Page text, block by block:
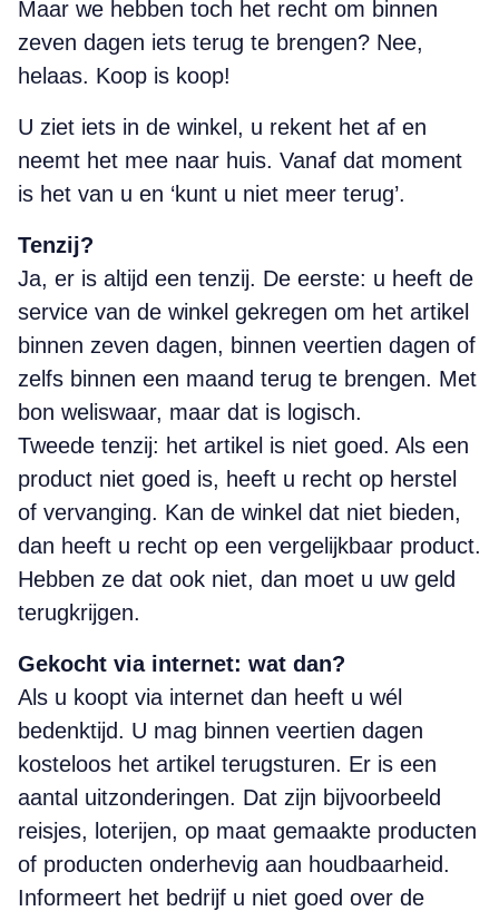
Maar we hebben toch het recht om binnen
zeven dagen iets terug te brengen? Nee,
helaas. Koop is koop!
U ziet iets in de winkel, u rekent het af en
neemt het mee naar huis. Vanaf dat moment
is het van u en ‘kunt u niet meer terug’.
Tenzij?
Ja, er is altijd een tenzij. De eerste: u heeft de
service van de winkel gekregen om het artikel
binnen zeven dagen, binnen veertien dagen of
zelfs binnen een maand terug te brengen. Met
bon weliswaar, maar dat is logisch.
Tweede tenzij: het artikel is niet goed. Als een
product niet goed is, heeft u recht op herstel
of vervanging. Kan de winkel dat niet bieden,
dan heeft u recht op een vergelijkbaar product.
Hebben ze dat ook niet, dan moet u uw geld
terugkrijgen.
Gekocht via internet: wat dan?
Als u koopt via internet dan heeft u wél
bedenktijd. U mag binnen veertien dagen
kosteloos het artikel terugsturen. Er is een
aantal uitzonderingen. Dat zijn bijvoorbeeld
reisjes, loterijen, op maat gemaakte producten
of producten onderhevig aan houdbaarheid.
Informeert het bedrijf u niet goed over de